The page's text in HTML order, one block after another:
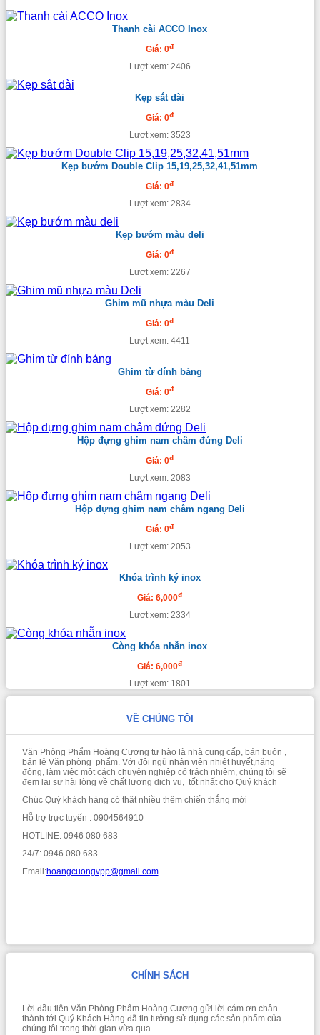
Thanh cài ACCO Inox
Giá: 0đ
Lượt xem: 2406
Kẹp sắt dài
Giá: 0đ
Lượt xem: 3523
Kẹp bướm Double Clip 15,19,25,32,41,51mm
Giá: 0đ
Lượt xem: 2834
Kẹp bướm màu deli
Giá: 0đ
Lượt xem: 2267
Ghim mũ nhựa màu Deli
Giá: 0đ
Lượt xem: 4411
Ghim từ đính bảng
Giá: 0đ
Lượt xem: 2282
Hộp đựng ghim nam châm đứng Deli
Giá: 0đ
Lượt xem: 2083
Hộp đựng ghim nam châm ngang Deli
Giá: 0đ
Lượt xem: 2053
Khóa trình ký inox
Giá: 6,000đ
Lượt xem: 2334
Còng khóa nhẫn inox
Giá: 6,000đ
Lượt xem: 1801
VỀ CHÚNG TÔI
Văn Phòng Phẩm Hoàng Cương tự hào là nhà cung cấp, bán buôn ,
bán lẻ Văn phòng phẩm. Với đội ngũ nhân viên nhiệt huyết,năng
động, làm việc một cách chuyên nghiệp có trách nhiệm, chúng tôi sẽ
đem lại sự hài lòng về chất lượng dịch vụ, tốt nhất cho Quý khách
Chúc Quý khách hàng có thật nhiều thêm chiến thắng mới
Hỗ trợ trực tuyến : 0904564910
HOTLINE: 0946 080 683
24/7: 0946 080 683
Email:hoangcuongvpp@gmail.com
CHÍNH SÁCH
Lời đầu tiên Văn Phòng Phẩm Hoàng Cương gửi lời cám ơn chân
thành tới Quý Khách Hàng đã tin tưởng sử dụng các sản phẩm của
chúng tôi trong thời gian vừa qua.